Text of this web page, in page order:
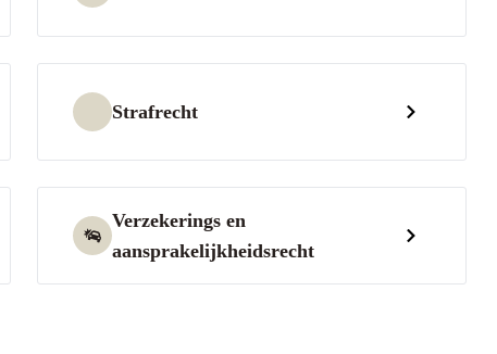
Strafrecht
Verzekerings en
aansprakelijkheidsrecht